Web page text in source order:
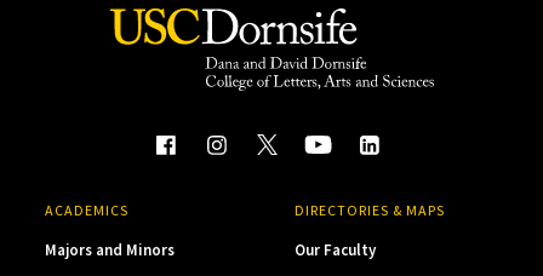
ACADEMICS
Majors and Minors
DIRECTORIES & MAPS
Our Faculty